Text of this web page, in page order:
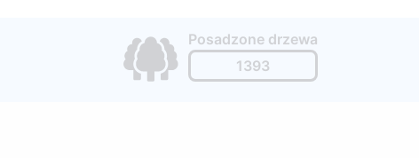
Posadzone drzewa
1393